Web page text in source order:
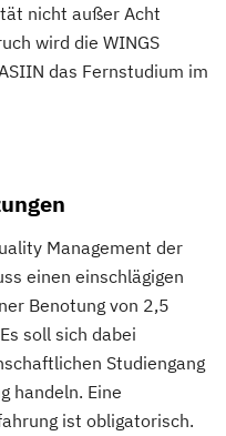
nicht außer Acht
wird die WINGS
das Fernstudium im
Management der
einen einschlägigen
Benotung von 2,5
soll sich dabei
Studiengang
handeln. Eine
ist obligatorisch.